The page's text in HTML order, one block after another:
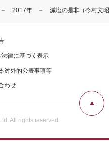
2017年 減塩の是非（今村文
律に基づく表示
対外的公表事項等
わせ
All rights reserved.